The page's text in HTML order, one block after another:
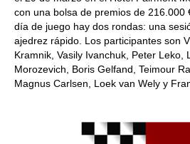
con una bolsa de premios de
día de juego hay dos rondas: una
ajedrez rápido. Los participantes son
Kramnik, Vasily Ivanchuk, Peter Leko,
Morozevich, Boris Gelfand, Teimour
Magnus Carlsen, Loek van Wely y